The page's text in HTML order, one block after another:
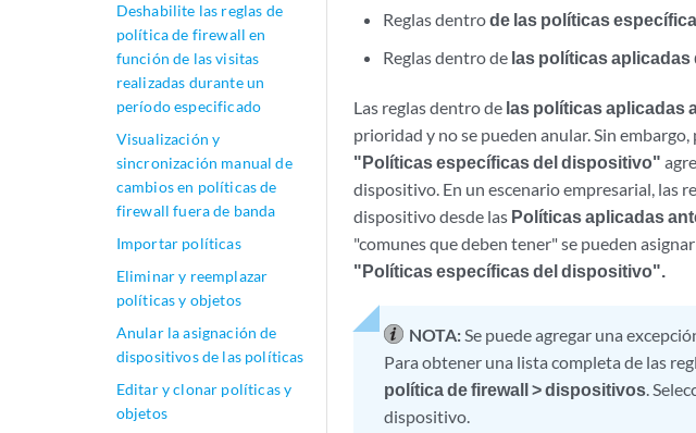
Deshabilite las reglas de
política de firewall en
función de las visitas
realizadas durante un
período especificado
Visualización y
sincronización manual de
cambios en políticas de
firewall fuera de banda
Importar políticas
Eliminar y reemplazar
políticas y objetos
Anular la asignación de
dispositivos de las políticas
Editar y clonar políticas y
objetos
Reglas dentrode las políticas
Reglas dentro de las políticas
Las reglas dentro de las políticas aplicadas
prioridad y no se pueden anular. Sin
"Políticas específicas del dispositivo"
dispositivo. En un escenario empresarial, las
dispositivo desde las Políticas aplicadas
"comunes que deben tener" se pueden
"Políticas específicas del dispositivo".
NOTA:Se puede agregar una
Para obtener una lista completa de las
política de firewall > dispositivos.
dispositivo.